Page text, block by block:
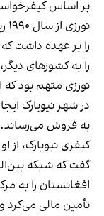
بر اساس
را بر عهده داشت
را به کشورهای
در شهر نیویارک
کیفری نیویارک، از
گفت که شبکه
افغانستان را به
تأمین مالی می‌کرد